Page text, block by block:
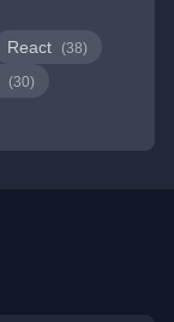
React (38)
(30)